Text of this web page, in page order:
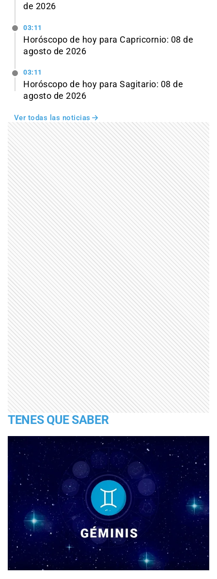
de 2026
03:11
Horóscopo de hoy para Capricornio: 08 de
agosto de 2026
03:11
Horóscopo de hoy para Sagitario: 08 de
agosto de 2026
Ver todas las noticias
TENES QUE SABER